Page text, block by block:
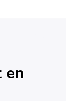
en